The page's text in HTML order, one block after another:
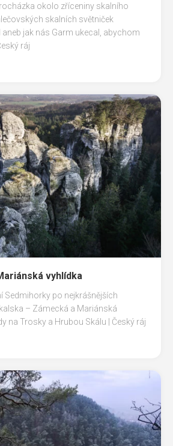
okolo zříceniny skalního
skalních světniček
jak nás Garm ukecal, abychom
ráj
vyhlídka
Sedmihorky po nejkrášnějších
– Zámecká a Mariánská
na Trosky a Hrubou Skálu | Český ráj